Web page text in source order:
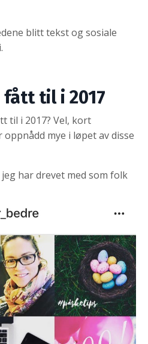
blitt tekst og sosiale
til i 2017
til i 2017? Vel, kort
mye i løpet av disse
har drevet med som folk